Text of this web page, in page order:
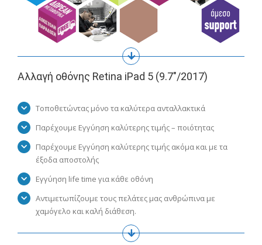
Αλλαγή οθόνης Retina iPad 5 (9.7″/2017)
Τοποθετώντας μόνο τα καλύτερα ανταλλακτικά
Παρέχουμε Εγγύηση καλύτερης τιμής – ποιότητας
Παρέχουμε Εγγύηση καλύτερης τιμής ακόμα και με τα
έξοδα αποστολής
Εγγύηση life time για κάθε οθόνη
Αντιμετωπίζουμε τους πελάτες μας ανθρώπινα με
χαμόγελο και καλή διάθεση.